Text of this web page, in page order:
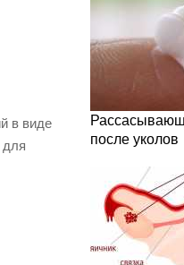
в виде
для
после уколов